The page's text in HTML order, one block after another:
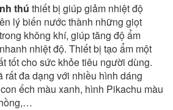
thú thiết bị giúp giảm nhiệt độ
lý biến nước thành những giọt
không khí, giúp tăng độ ẩm
nhiệt độ. Thiết bị tạo ẩm một
tốt cho sức khỏe tiêu người dùng.
rất đa dạng với nhiều hình dáng
ếch màu xanh, hình Pikachu màu